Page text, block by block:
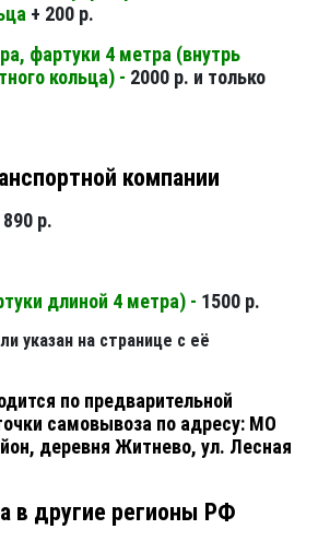
+ 200 р.
фартуки 4 метра (внутрь
кольца) - 2000 р. и только
компании
890 р.
длиной 4 метра) - 1500 р.
указан на странице с её
по предварительной
самовывоза по адресу: МО
деревня Житнево, ул. Лесная
в другие регионы РФ